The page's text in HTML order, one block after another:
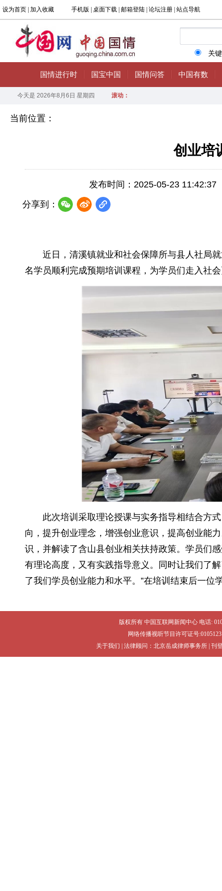
当前位置：
创业培
发布时间：2025-05-23 11:42:37
分享到：
近日，清溪镇就业和社会保障所与县人社局
名学员顺利完成预期培训课程，为学员们走入社
此次培训采取理论授课与实务指导相结合方
向，提升创业理念，增强创业意识，提高创业能
识，并解读了含山县创业相关扶持政策。学员们
有理论高度，又有实践指导意义。同时让我们了
了我们学员创业能力和水平。”在培训结束后一位